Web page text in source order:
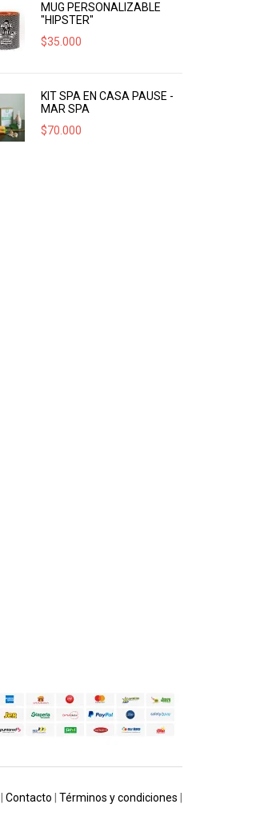
MUG PERSONALIZABLE
"HIPSTER"
$35.000
KIT SPA EN CASA PAUSE -
MAR SPA
$70.000
Contacto Términos y condiciones